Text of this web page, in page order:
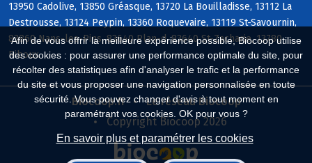
Afin de vous offrir la meilleure expérience possible, Biocoop utilise
des cookies : pour assurer une performance optimale du site, pour
récolter des statistiques afin d'analyser le trafic et la performance
du site et vous proposer une navigation personnalisée en toute
sécurité. Vous pouvez changer d'avis à tout moment en
paramétrant vos cookies. OK pour vous ?
En savoir plus et paramétrer les cookies
13950 Cadolive, 13850 Gréasque, 13720 La Bouilladisse, 13112 La
Destrousse, 13124 Peypin, 13360 Roquevaire, 13119 St-Savournin,
83860 Nans-les-Pins, 83640 Plan-d, 83640 St-Zacharie, 13780
Riboux
Biocoop.fr
Le réseau Biocoop
Copyright Biocoop 2026